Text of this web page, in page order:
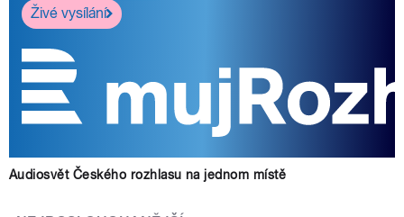
Živé vysílání
Audiosvět Českého rozhlasu na jednom místě